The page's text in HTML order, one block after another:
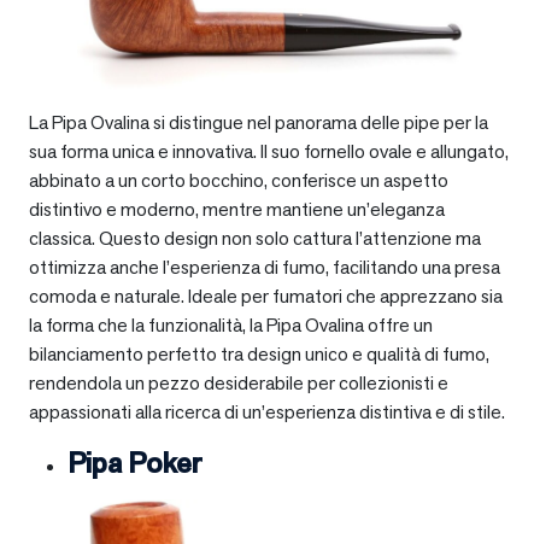
La Pipa Ovalina si distingue nel panorama delle pipe per la
sua forma unica e innovativa. Il suo fornello ovale e allungato,
abbinato a un corto bocchino, conferisce un aspetto
distintivo e moderno, mentre mantiene un’eleganza
classica. Questo design non solo cattura l’attenzione ma
ottimizza anche l’esperienza di fumo, facilitando una presa
comoda e naturale. Ideale per fumatori che apprezzano sia
la forma che la funzionalità, la Pipa Ovalina offre un
bilanciamento perfetto tra design unico e qualità di fumo,
rendendola un pezzo desiderabile per collezionisti e
appassionati alla ricerca di un’esperienza distintiva e di stile.
Pipa Poker